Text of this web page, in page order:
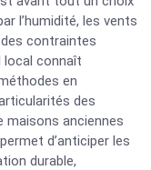
l’humidité, les vents
contraintes
local connaît
en
des
maisons anciennes
d’anticiper les
durable,